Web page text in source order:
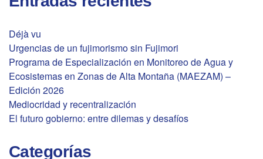
Déjà vu
Urgencias de un fujimorismo sin Fujimori
Programa de Especialización en Monitoreo de Agua y
Ecosistemas en Zonas de Alta Montaña (MAEZAM) –
Edición 2026
Mediocridad y recentralización
El futuro gobierno: entre dilemas y desafíos
Categorías